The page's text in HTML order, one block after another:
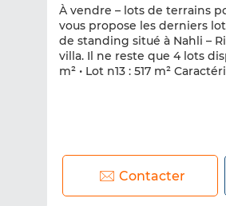
À vendre – lots de terrains
vous propose les derniers
de standing situé à Nahli –
villa. Il ne reste que 4 lots
m² • Lot n13 : 517 m²
Contacter